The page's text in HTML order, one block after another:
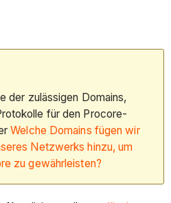
der zulässigen Domains,
für den Procore-
Welche Domains fügen wir
Netzwerks hinzu, um
zu gewährleisten?